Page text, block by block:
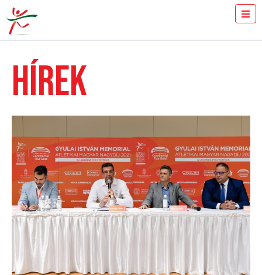
JEGYVÁSÁRLÁS
EREDMÉNYEK
HÍREK
GALÉRIA
TÁMOGATÓK
KAPCSOLAT
HÍREK